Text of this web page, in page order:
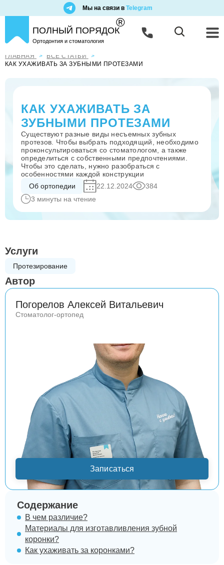
Мы на связи в Telegram
ПОЛНЫЙ ПОРЯДОК
®
Ортодонтия и стоматология
ГЛАВНАЯ
ВСЕ СТАТЬИ
КАК УХАЖИВАТЬ ЗА ЗУБНЫМИ ПРОТЕЗАМИ
КАК УХАЖИВАТЬ ЗА
ЗУБНЫМИ ПРОТЕЗАМИ
Существуют разные виды несъемных зубных
протезов. Чтобы выбрать подходящий, необходимо
проконсультироваться со стоматологом, а также
определиться с собственными предпочтениями.
Чтобы это сделать, нужно разобраться с
особенностями каждой конструкции
Об ортопедии
22.12.2024
384
3 минуты на чтение
Содержание
В чем различие?
Материалы для изготавливления зубной
коронки?
Как ухаживать за коронками?
Услуги
Протезирование
Автор
Погорелов Алексей Витальевич
Стоматолог-ортопед
Записаться